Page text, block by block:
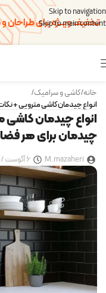
Skip to navigation
Skip to main content
تخفیف ویــژه برای
انواع چیدمان کاشی
چیدمان برای هر فضا
M.mazaheri 6 آگوست / 2025
خانه/کاشی و سرامیک/
انواع چیدمان کاشی مترویی +